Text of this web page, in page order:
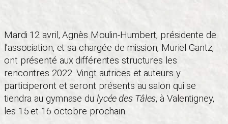
Mardi 12 avril, Agnès Moulin-Humbert, présidente de
l’association, et sa chargée de mission, Muriel Gantz,
ont présenté aux différentes structures les
rencontres 2022. Vingt autrices et auteurs y
participeront et seront présents au salon qui se
tiendra au gymnase du lycée des Tâles, à Valentigney,
les 15 et 16 octobre prochain.